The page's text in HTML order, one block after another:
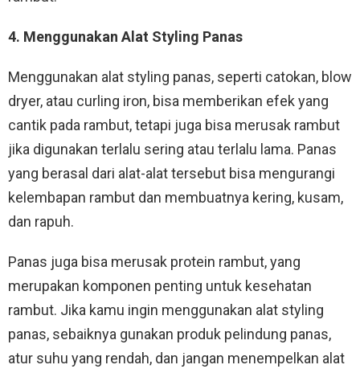
4. Menggunakan Alat Styling Panas
Menggunakan alat styling panas, seperti catokan, blow
dryer, atau curling iron, bisa memberikan efek yang
cantik pada rambut, tetapi juga bisa merusak rambut
jika digunakan terlalu sering atau terlalu lama. Panas
yang berasal dari alat-alat tersebut bisa mengurangi
kelembapan rambut dan membuatnya kering, kusam,
dan rapuh.
Panas juga bisa merusak protein rambut, yang
merupakan komponen penting untuk kesehatan
rambut. Jika kamu ingin menggunakan alat styling
panas, sebaiknya gunakan produk pelindung panas,
atur suhu yang rendah, dan jangan menempelkan alat